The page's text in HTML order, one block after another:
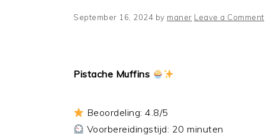
September 16, 2024 by maner Leave a Comment
Pistache Muffins
Beoordeling: 4.8/5
Voorbereidingstijd: 20 minuten